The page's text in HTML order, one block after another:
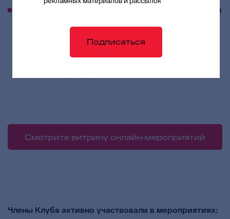
обновили обучающие курсы для пользователей и
системам «АЦК-Финансы», «АЦК-Планирование» и
Смотрите витрину онлайн-мероприятий
Члены Клуба активно участвовали в мероприятиях:
Подписаться